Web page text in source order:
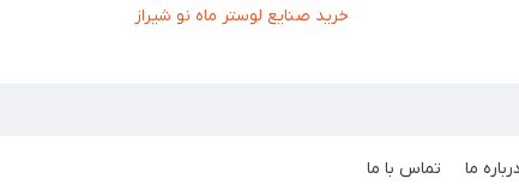
درباره ما تماس با ما
سقفی مدرن مستطیل با کریستال آویز کد 1-446